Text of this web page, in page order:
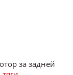
за задней